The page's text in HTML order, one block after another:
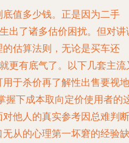
值多少钱。正是因为二手
出了诸多估价困扰。但对讲
估算法则，无论是买车还
更有底气了。以下几套主流
于杀价再了解性出售要视地
握下成本取向定价使用者的
他人的真实参考因总难判断
从的心理第一坏窘的经验缺